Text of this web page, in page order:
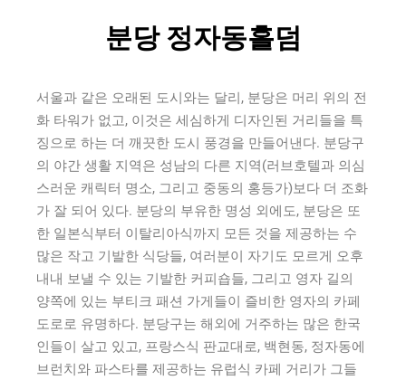
분당 정자동홀덤
서울과 같은 오래된 도시와는 달리, 분당은 머리 위의 전
화 타워가 없고, 이것은 세심하게 디자인된 거리들을 특
징으로 하는 더 깨끗한 도시 풍경을 만들어낸다. 분당구
의 야간 생활 지역은 성남의 다른 지역(러브호텔과 의심
스러운 캐릭터 명소, 그리고 중동의 홍등가)보다 더 조화
가 잘 되어 있다. 분당의 부유한 명성 외에도, 분당은 또
한 일본식부터 이탈리아식까지 모든 것을 제공하는 수
많은 작고 기발한 식당들, 여러분이 자기도 모르게 오후
내내 보낼 수 있는 기발한 커피숍들, 그리고 영자 길의
양쪽에 있는 부티크 패션 가게들이 즐비한 영자의 카페
도로로 유명하다. 분당구는 해외에 거주하는 많은 한국
인들이 살고 있고, 프랑스식 판교대로, 백현동, 정자동에
브런치와 파스타를 제공하는 유럽식 카페 거리가 그들